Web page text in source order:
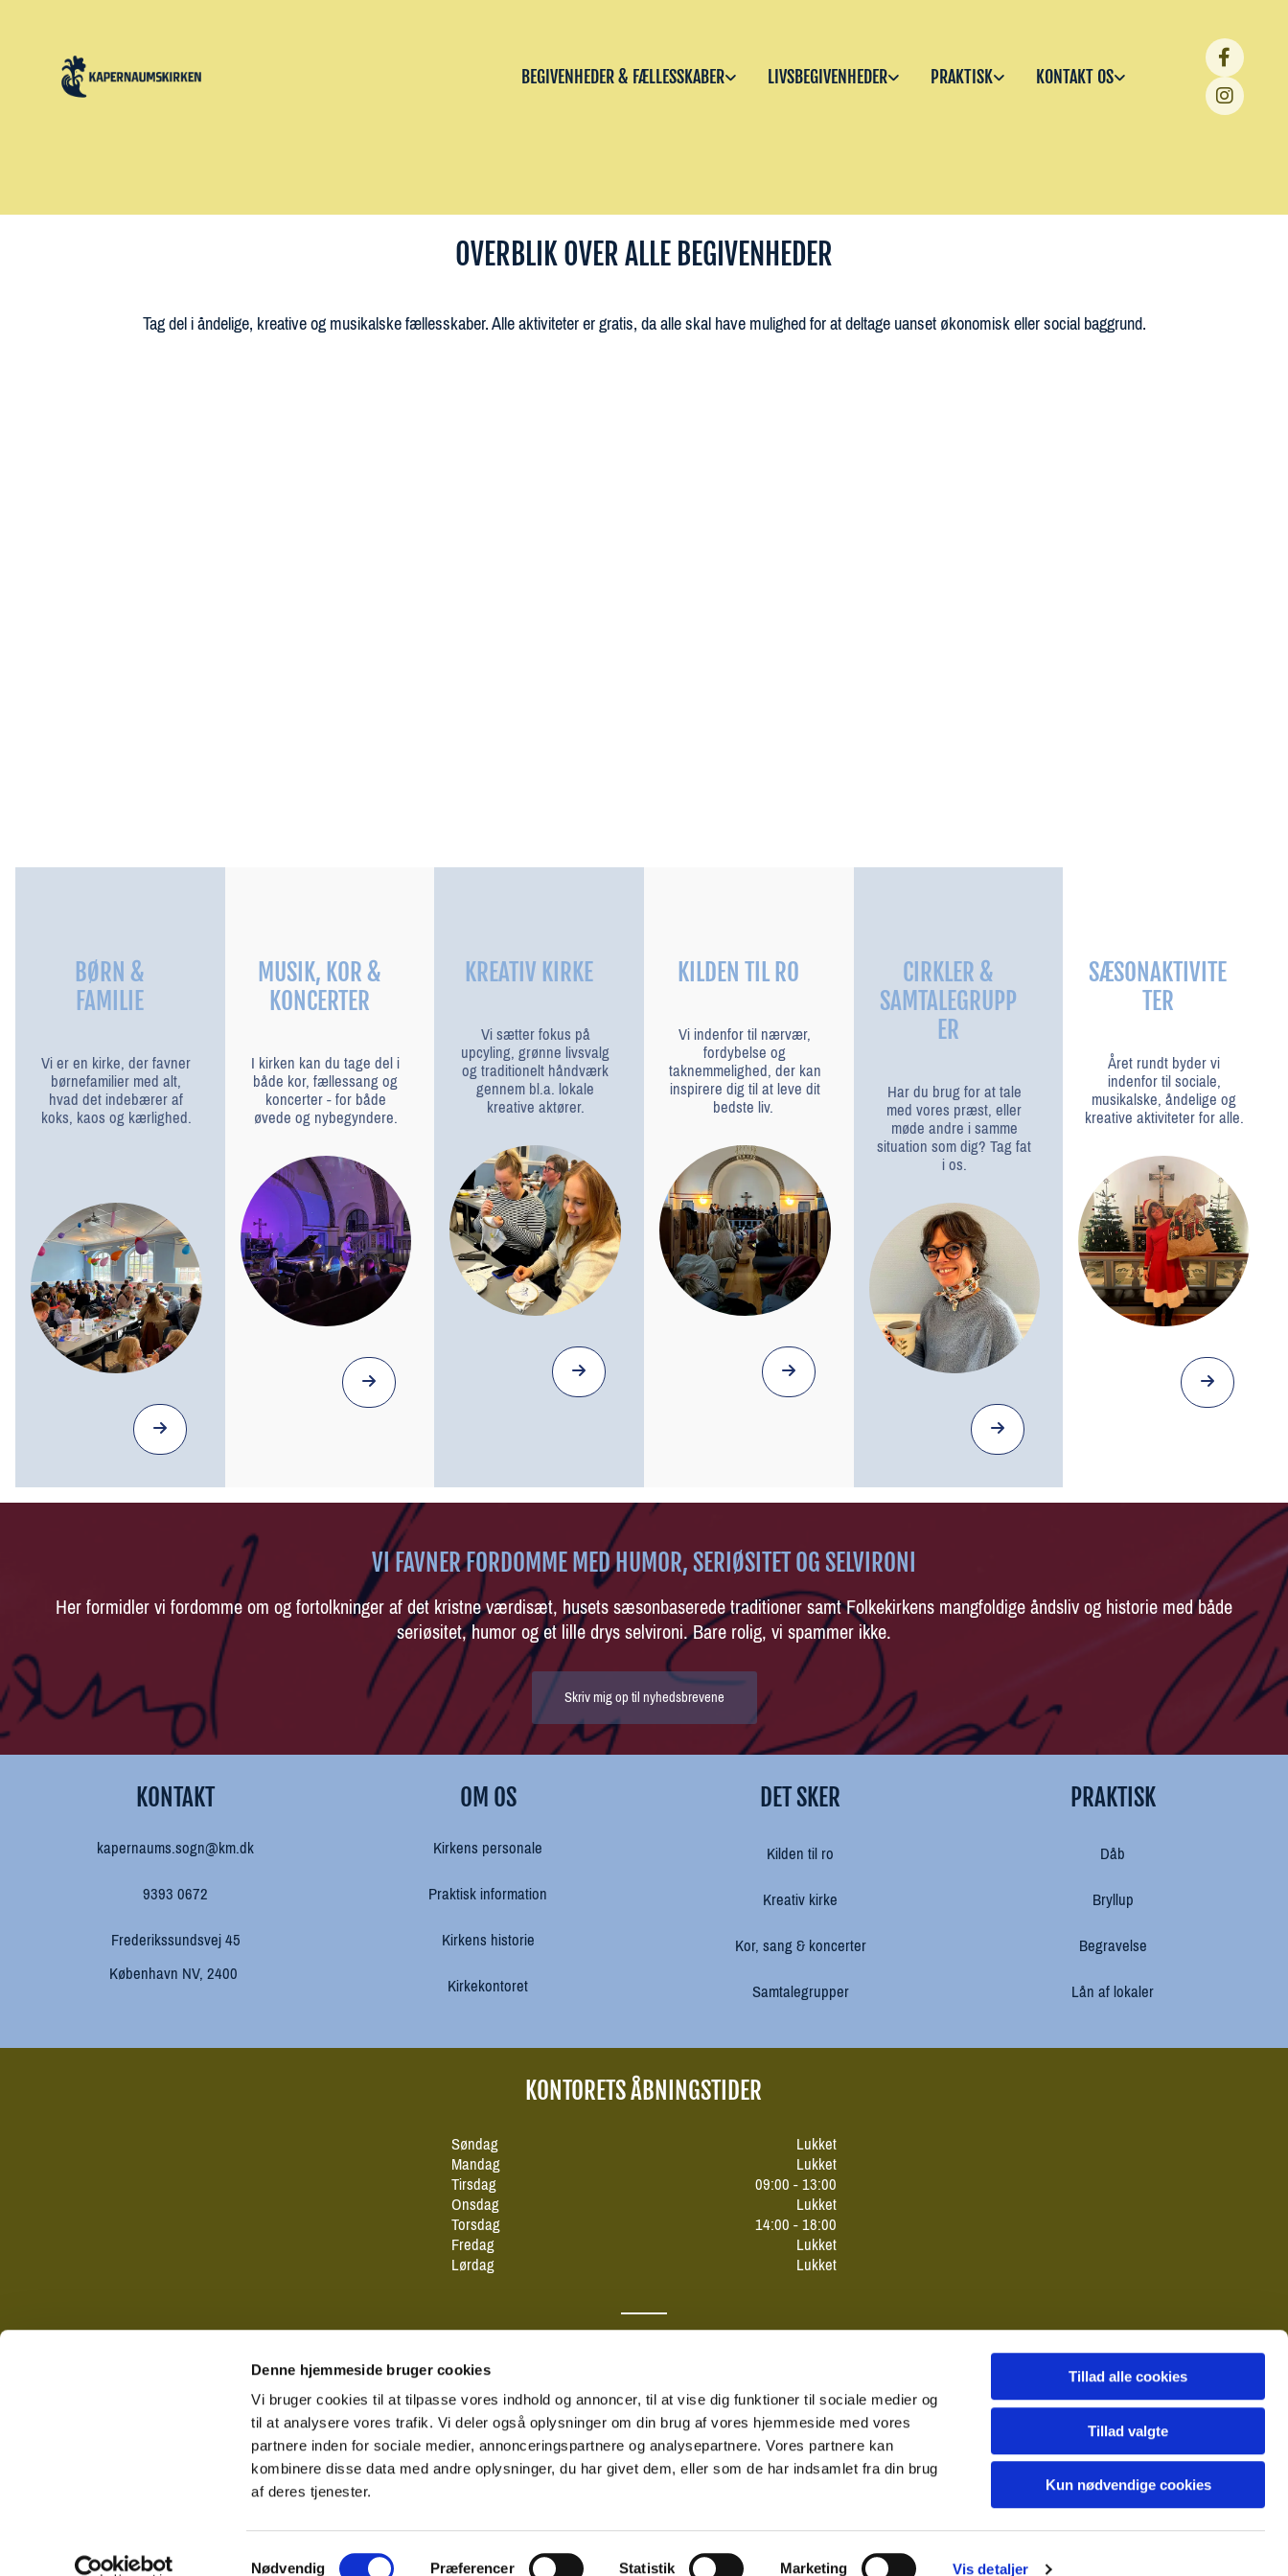
Denne hjemmeside bruger cookies
Vi bruger cookies til at tilpasse vores indhold og annoncer, til at vise dig funktioner til sociale medier og
til at analysere vores trafik. Vi deler også oplysninger om din brug af vores hjemmeside med vores
partnere inden for sociale medier, annonceringspartnere og analysepartnere. Vores partnere kan
kombinere disse data med andre oplysninger, du har givet dem, eller som de har indsamlet fra din brug
af deres tjenester.
Samtykkevalg
Nødvendig Præferencer Statistik Marketing Vis detaljer
Tillad alle cookies
Tillad valgte
Kun nødvendige cookies
BEGIVENHEDER & FÆLLESSKABER LIVSBEGIVENHEDER PRAKTISK KONTAKT OS
OVERBLIK OVER ALLE BEGIVENHEDER
Tag del i åndelige, kreative og musikalske fællesskaber. Alle aktiviteter er gratis, da alle skal have mulighed for at deltage uanset økonomisk eller social baggrund.
BØRN &
FAMILIE
Vi er en kirke, der favner
børnefamilier med alt,
hvad det indebærer af
koks, kaos og kærlighed.
MUSIK, KOR &
KONCERTER
I kirken kan du tage del i
både kor, fællessang og
koncerter - for både
øvede og nybegyndere.
KREATIV KIRKE
Vi sætter fokus på
upcyling, grønne livsvalg
og traditionelt håndværk
gennem bl.a. lokale
kreative aktører.
KILDEN TIL RO
Vi indenfor til nærvær,
fordybelse og
taknemmelighed, der kan
inspirere dig til at leve dit
bedste liv.
CIRKLER &
SAMTALEGRUPP
ER
Har du brug for at tale
med vores præst, eller
møde andre i samme
situation som dig? Tag fat
i os.
SÆSONAKTIVITE
TER
Året rundt byder vi
indenfor til sociale,
musikalske, åndelige og
kreative aktiviteter for alle.
VI FAVNER FORDOMME MED HUMOR, SERIØSITET OG SELVIRONI
Her formidler vi fordomme om og fortolkninger af det kristne værdisæt, husets sæsonbaserede traditioner samt Folkekirkens mangfoldige åndsliv og historie med både
seriøsitet, humor og et lille drys selvironi.Bare rolig, vi spammer ikke.
Skriv mig op til nyhedsbrevene
KONTAKT
kapernaums.sogn@km.dk
9393 0672
Frederikssundsvej 45
København NV, 2400
OM OS
Kirkens personale
Praktisk information
Kirkens historie
Kirkekontoret
DET SKER
Kilden til ro
Kreativ kirke
Kor, sang & koncerter
Samtalegrupper
PRAKTISK
Dåb
Bryllup
Begravelse
Lån af lokaler
KONTORETS ÅBNINGSTIDER
Søndag
Lukket
Mandag Lukket
Tirsdag 09:00 - 13:00
Onsdag Lukket
Torsdag 14:00 - 18:00
Fredag Lukket
Lørdag Lukket
Privatlivspolitik Log på ChurchDesk